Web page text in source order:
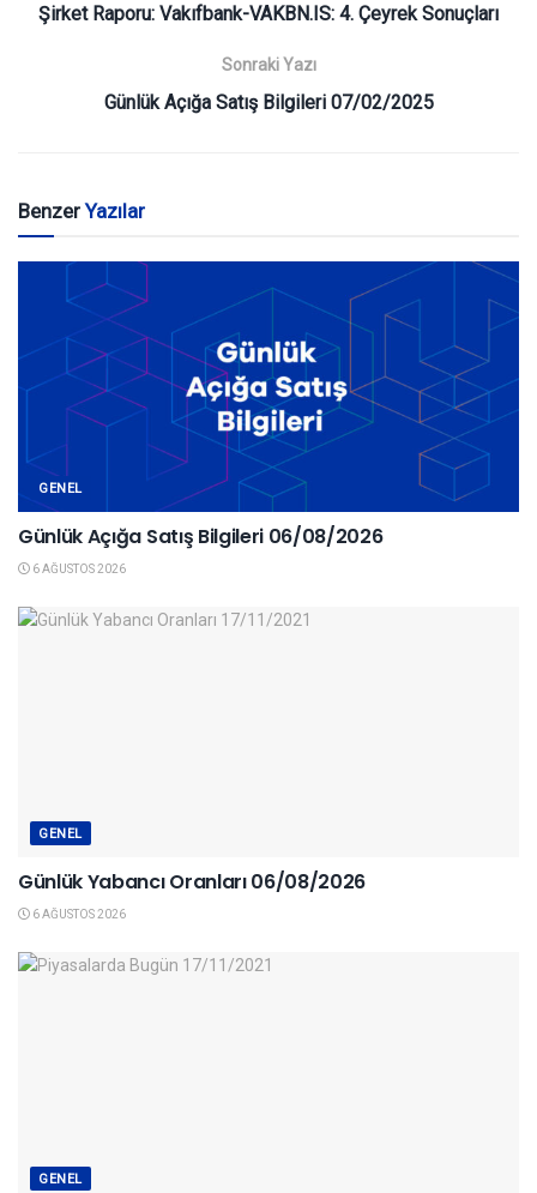
Şirket Raporu: Vakıfbank-VAKBN.IS: 4. Çeyrek Sonuçları
Sonraki Yazı
Günlük Açığa Satış Bilgileri 07/02/2025
BenzerYazılar
GENEL
Günlük Açığa Satış Bilgileri 06/08/2026
6 AĞUSTOS 2026
GENEL
Günlük Yabancı Oranları 06/08/2026
6 AĞUSTOS 2026
GENEL